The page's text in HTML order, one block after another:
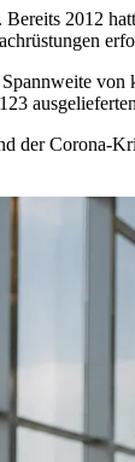
2012
der